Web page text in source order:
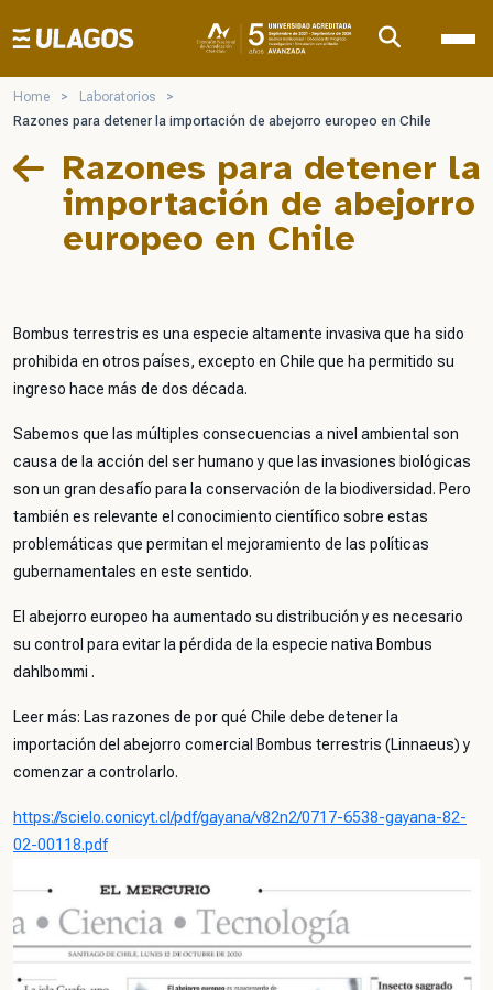
Ulagos Template
Home > Laboratorios
>
Razones para detener la importación de abejorro europeo en Chile
Razones para detener la
importación de abejorro
europeo en Chile
Bombus terrestris es una especie altamente invasiva que ha sido
prohibida en otros países, excepto en Chile que ha permitido su
ingreso hace más de dos década.
Sabemos que las múltiples consecuencias a nivel ambiental son
causa de la acción del ser humano y que las invasiones biológicas
son un gran desafío para la conservación de la biodiversidad. Pero
también es relevante el conocimiento científico sobre estas
problemáticas que permitan el mejoramiento de las políticas
gubernamentales en este sentido.
El abejorro europeo ha aumentado su distribución y es necesario
su control para evitar la pérdida de la especie nativa Bombus
dahlbommi .
Leer más: Las razones de por qué Chile debe detener la
importación del abejorro comercial Bombus terrestris (Linnaeus) y
comenzar a controlarlo.
https://scielo.conicyt.cl/pdf/gayana/v82n2/0717-6538-gayana-82-
02-00118.pdf